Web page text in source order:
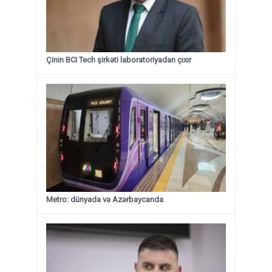
Çinin BCI Tech şirkəti laboratoriyadan çıxır
Metro: dünyada və Azərbaycanda